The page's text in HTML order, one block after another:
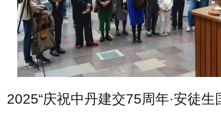
2025“庆祝中丹建交75周年·安徒生